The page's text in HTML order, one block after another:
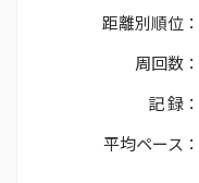
距離別順位：
周回数：
記 録：
平均ペース：